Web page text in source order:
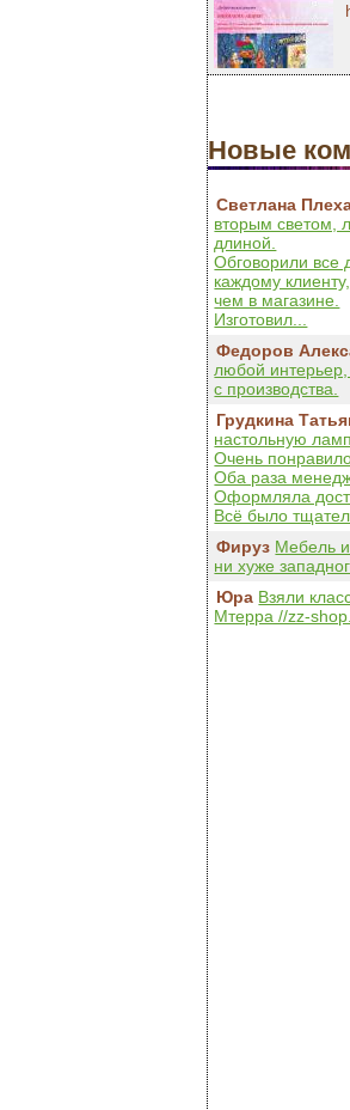
Новые
Светлана
вторым светом,
длиной.
Обговорили все
каждому
чем в магазине.
Изготовил...
Федоров
любой
с производства.
Грудкина
настольную
Очень
Оба раза
Оформляла
Всё было
Фируз Мебель
ни хуже
Юра Взяли
Мтерра //zz-